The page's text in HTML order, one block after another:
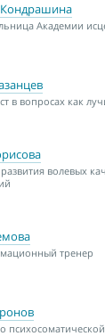
Кондрашина
Академии
в вопросах как
волевых
тренер